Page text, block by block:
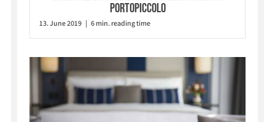
Portopiccolo
13. June 2019 | 6 min. reading time